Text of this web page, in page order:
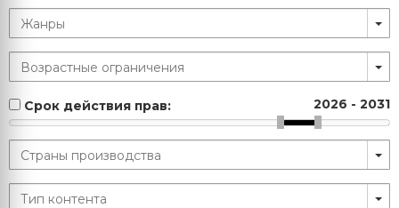
Срок действия прав: 2026 - 2031